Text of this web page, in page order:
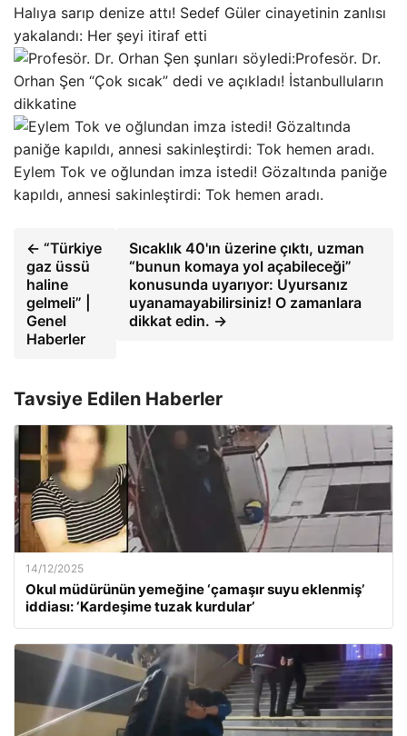
Halıya sarıp denize attı! Sedef Güler cinayetinin zanlısı
yakalandı: Her şeyi itiraf etti
Profesör. Dr.
Orhan Şen “Çok sıcak” dedi ve açıkladı! İstanbulluların
dikkatine
Eylem Tok ve oğlundan imza istedi! Gözaltında paniğe
kapıldı, annesi sakinleştirdi: Tok hemen aradı.
← “Türkiye
gaz üssü
haline
gelmeli” |
Genel
Haberler
Sıcaklık 40'ın üzerine çıktı, uzman
“bunun komaya yol açabileceği”
konusunda uyarıyor: Uyursanız
uyanamayabilirsiniz! O zamanlara
dikkat edin. →
Tavsiye Edilen Haberler
14/12/2025
Okul müdürünün yemeğine ‘çamaşır suyu eklenmiş’
iddiası: ‘Kardeşime tuzak kurdular’